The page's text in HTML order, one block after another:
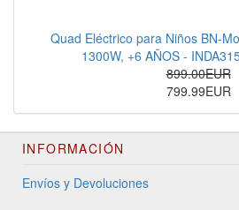
Quad Eléctrico para Niños BN-
1300W, +6 AÑOS -
899.00EUR
799.99EUR
INFORMACIÓN
Envíos y Devoluciones